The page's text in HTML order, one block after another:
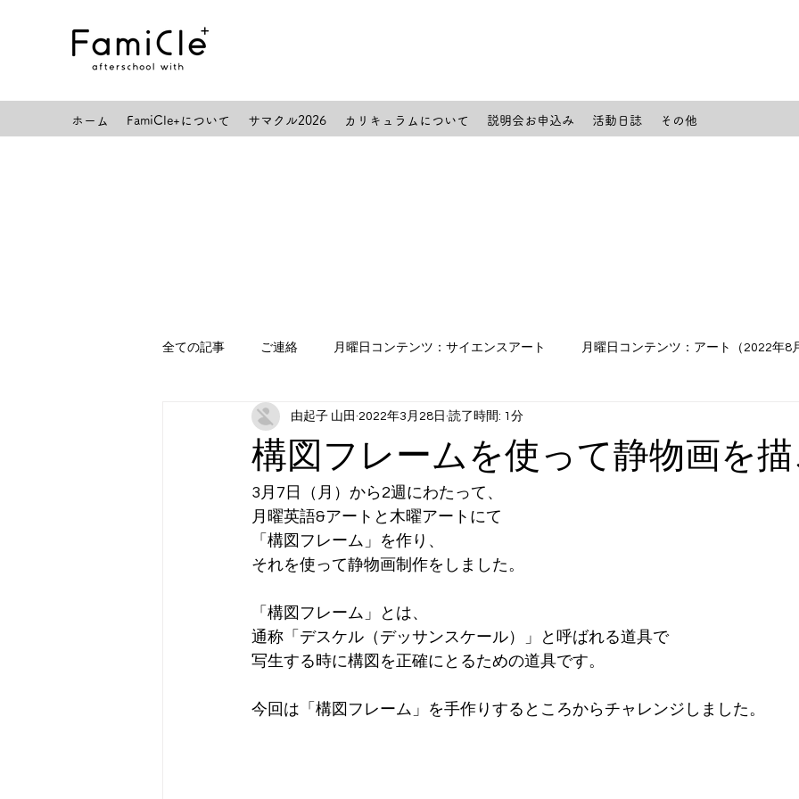
ホーム FamiCle+について サマクル2026 カリキュラムについて 説明会お申込み 活動日誌 その他
全ての記事 ご連絡 月曜日コンテンツ：サイエンスアート 月曜日コンテンツ：アート（2022年8
月曜日コンテンツ：スポーツ（2021月6月末まで） 火曜日コンテンツ：英語① 水曜日コンテン
木曜日コンテンツ：アート 金曜日コンテンツ：英語②
構図フレームを使って静物画を描
由起子 山田 2022年3月28日 読了時間: 1分
3月7日（月）から2週にわたって、
月曜英語&アートと木曜アートにて
「構図フレーム」を作り、
それを使って静物画制作をしました。
「構図フレーム」とは、
通称「デスケル（デッサンスケール）」と呼ばれる道具で
写生する時に構図を正確にとるための道具です。
今回は「構図フレーム」を手作りするところからチャレンジしました。